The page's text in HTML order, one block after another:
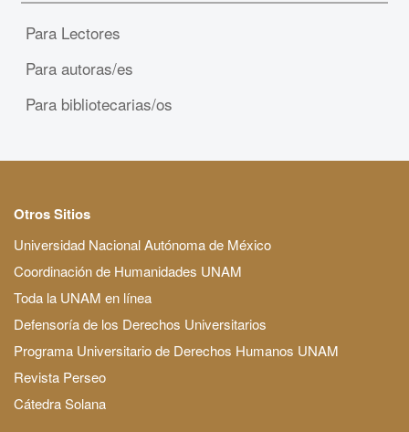
Para Lectores
Para autoras/es
Para bibliotecarias/os
Otros Sitios
Universidad Nacional Autónoma de México
Coordinación de Humanidades UNAM
Toda la UNAM en línea
Defensoría de los Derechos Universitarios
Programa Universitario de Derechos Humanos UNAM
Revista Perseo
Cátedra Solana